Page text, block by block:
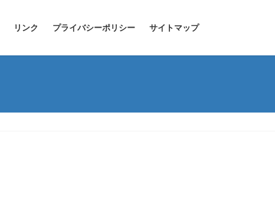
リンク プライバシーポリシー サイトマップ